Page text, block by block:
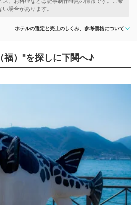
ホテルの選定と売上のしくみ、参考価格について
福）"を探しに下関へ♪